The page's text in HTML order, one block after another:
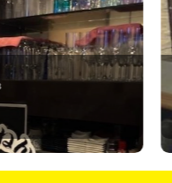
ＢＡＧＵ
飲み放題
(税込)